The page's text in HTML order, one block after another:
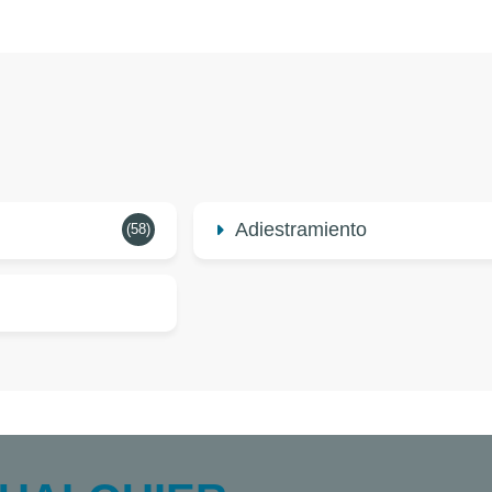
(58) Adiestramiento